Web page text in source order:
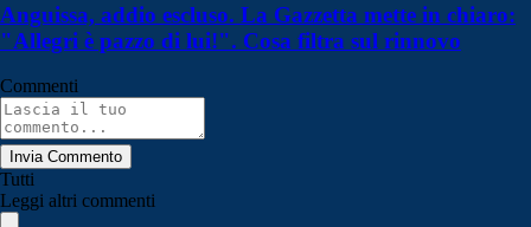
Anguissa, addio escluso. La Gazzetta mette in chiaro:
"Allegri è pazzo di lui!". Cosa filtra sul rinnovo
Commenti
Invia Commento
Tutti
Leggi altri commenti